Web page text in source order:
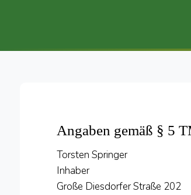
Angaben gemäß § 5
Torsten Springer
Inhaber
Große Diesdorfer Straße 202